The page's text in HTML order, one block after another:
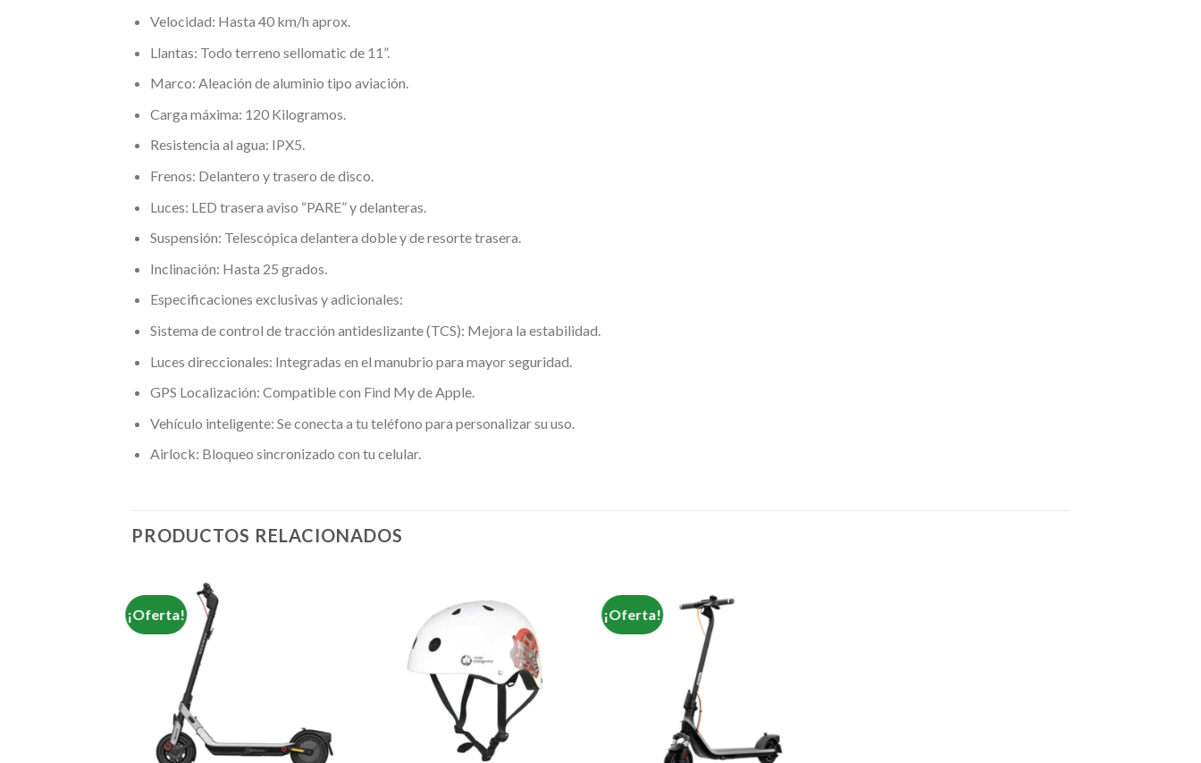
Velocidad: Hasta 40 km/h aprox.
Llantas: Todo terreno sellomatic de 11”.
Marco: Aleación de aluminio tipo aviación.
Carga máxima: 120 Kilogramos.
Resistencia al agua: IPX5.
Frenos: Delantero y trasero de disco.
Luces: LED trasera aviso “PARE” y delanteras.
Suspensión: Telescópica delantera doble y de resorte trasera.
Inclinación: Hasta 25 grados.
Especificaciones exclusivas y adicionales:
Sistema de control de tracción antideslizante (TCS): Mejora la estabilidad.
Luces direccionales: Integradas en el manubrio para mayor seguridad.
GPS Localización: Compatible con Find My de Apple.
Vehículo inteligente: Se conecta a tu teléfono para personalizar su uso.
Airlock: Bloqueo sincronizado con tu celular.
PRODUCTOS RELACIONADOS
¡Oferta! ¡Oferta!